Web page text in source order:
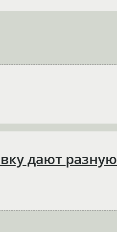
дают разную